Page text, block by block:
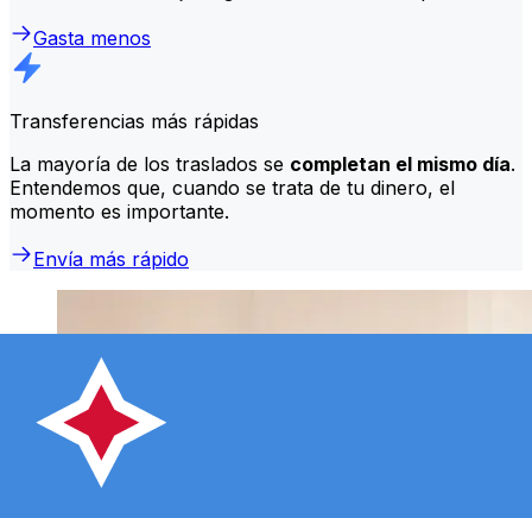
Gasta menos
Transferencias más rápidas
La mayoría de los traslados se completan el mismo día.
Entendemos que, cuando se trata de tu dinero, el
momento es importante.
Envía más rápido